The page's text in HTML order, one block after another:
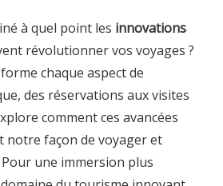
à quel point les innovations
révolutionner vos voyages ?
chaque aspect de
des réservations aux visites
comment ces avancées
notre façon de voyager et
une immersion plus